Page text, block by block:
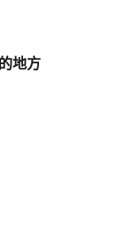
地方